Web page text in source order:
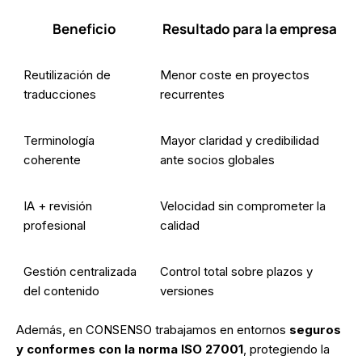
Beneficio Resultado para la empresa
Reutilización de
traducciones
Menor coste en proyectos
recurrentes
Terminología
coherente
Mayor claridad y credibilidad
ante socios globales
IA + revisión
profesional
Velocidad sin comprometer la
calidad
Gestión centralizada
del contenido
Control total sobre plazos y
versiones
Además, en CONSENSO trabajamos en entornos seguros
y conformes con la norma ISO 27001, protegiendo la